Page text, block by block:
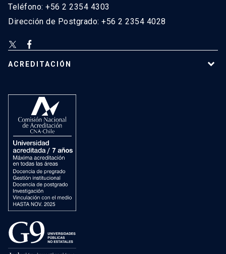
Teléfono: +56 2 2354 4303
Dirección de Postgrado: +56 2 2354 4028
ACREDITACIÓN